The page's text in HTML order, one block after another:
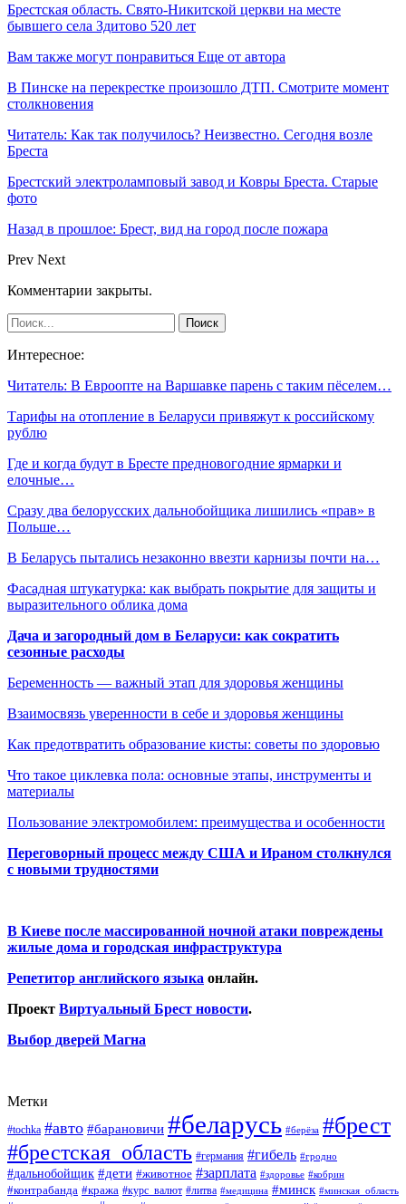
Брестская область. Свято-Никитской церкви на месте
бывшего села Здитово 520 лет
Вам также могут понравиться Еще от автора
В Пинске на перекрестке произошло ДТП. Смотрите момент
столкновения
Читатель: Как так получилось? Неизвестно. Сегодня возле
Бреста
Брестский электроламповый завод и Ковры Бреста. Старые
фото
Назад в прошлое: Брест, вид на город после пожара
Prev Next
Комментарии закрыты.
Интересное:
Читатель: В Евроопте на Варшавке парень с таким пёселем…
Тарифы на отопление в Беларуси привяжут к российскому
рублю
Где и когда будут в Бресте предновогодние ярмарки и
елочные…
Сразу два белорусских дальнобойщика лишились «прав» в
Польше…
В Беларусь пытались незаконно ввезти карнизы почти на…
Фасадная штукатурка: как выбрать покрытие для защиты и
выразительного облика дома
Дача и загородный дом в Беларуси: как сократить
сезонные расходы
Беременность — важный этап для здоровья женщины
Взаимосвязь уверенности в себе и здоровья женщины
Как предотвратить образование кисты: советы по здоровью
Что такое циклевка пола: основные этапы, инструменты и
материалы
Пользование электромобилем: преимущества и особенности
Переговорный процесс между США и Ираном столкнулся
с новыми трудностями
В Киеве после массированной ночной атаки повреждены
жилые дома и городская инфраструктура
Репетитор английского языка онлайн.
Проект Виртуальный Брест новости.
Выбор дверей Магна
Метки
#tochka #авто #барановичи #беларусь #берёза #брест
#брестская_область #германия #гибель #гродно
#дальнобойщик #дети #животное #зарплата #здоровье #кобрин
#контрабанда #кража #курс_валют #литва #медицина #минск #минская_область